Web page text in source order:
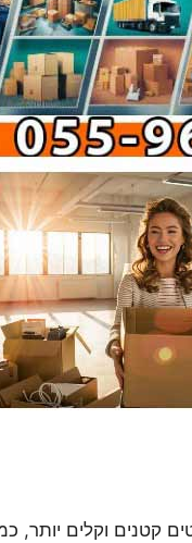
קטנים וקלים יותר,